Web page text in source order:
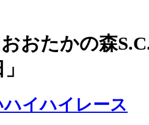
おたかの森
」
イハイレース